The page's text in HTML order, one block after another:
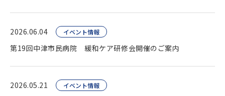
2026.06.04 イベント情報
第19回中津市民病院 緩和ケア研修会開催のご案内
2026.05.21 イベント情報